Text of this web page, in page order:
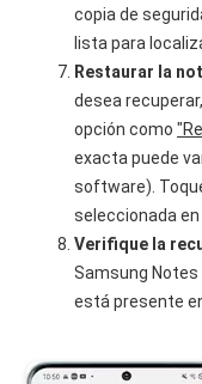
copia de
lista para
Restaurar la
desea
opción como
exacta puede
software).
seleccionada
Verifique la
Samsung Notes
está presente